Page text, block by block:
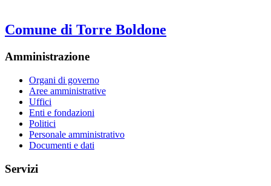
Comune di Torre Boldone
Amministrazione
Organi di governo
Aree amministrative
Uffici
Enti e fondazioni
Politici
Personale amministrativo
Documenti e dati
Servizi